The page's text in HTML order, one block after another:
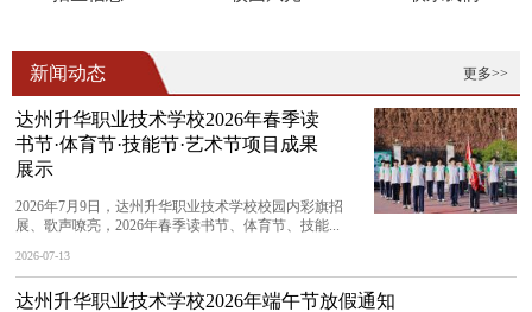
更多>>
新闻动态
达州升华职业技术学校2026年春季读
书节·体育节·技能节·艺术节项目成果
展示
2026年7月9日，达州升华职业技术学校校园内彩旗招
展、歌声嘹亮，2026年春季读书节、体育节、技能...
2026-07-13
达州升华职业技术学校2026年端午节放假通知